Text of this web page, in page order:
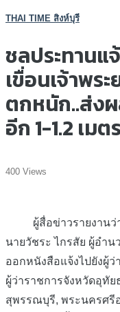
THAI TIME สิงห์บุรี
ชลประทานแ
เขื่อนเจ้าพร
ตกหนัก..ส่งผ
อีก 1-1.2 เมตร
400 Views
ผู้สื่อข่าวรายงานว่า
นายวัชระ ไกรสัย ผู้อำ
ออกหนังสือแจ้งไปยังผู้ว่
ผู้ว่าราชการจังหวัดอุทั
สุพรรณบุรี, พระนครศรี